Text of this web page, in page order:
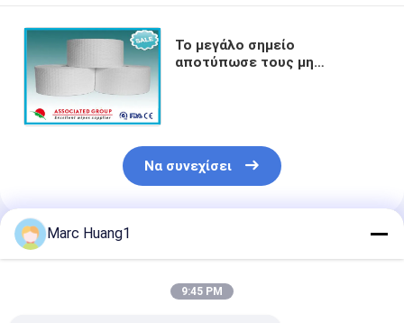
Το μεγάλο σημείο
αποτύπωσε τους μη
Να συνεχίσει
Συνιστώμενα Προϊόντα
Marc Huang1
9:45 PM